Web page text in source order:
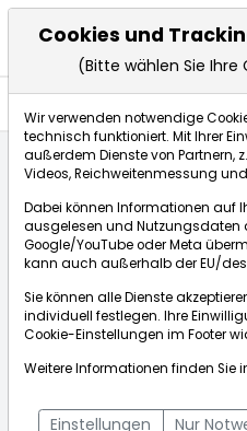
Börse:
Aktienkurse
Cookies und
(Bitte wählen Sie Ihre
Wir verwenden notwendige
technisch funktioniert. Mit Ihrer
außerdem Dienste von Partnern,
Videos, Reichweitenmessung
Dabei können Informationen auf
ausgelesen und Nutzungsdaten
Google/YouTube oder Meta
kann auch außerhalb der EU/des
Sie können alle Dienste
individuell festlegen. Ihre
Cookie-Einstellungen im Footer
Weitere Informationen finden Sie
Einstellungen Nur